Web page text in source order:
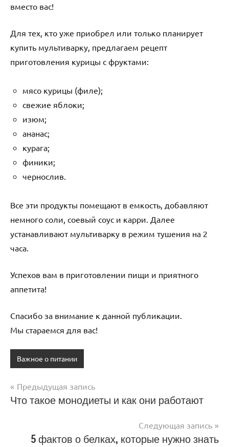
вместо вас!
Для тех, кто уже приобрел или только планирует
купить мультиварку, предлагаем рецепт
приготовления курицы с фруктами:
мясо курицы (филе);
свежие яблоки;
изюм;
ананас;
курага;
финики;
чернослив.
Все эти продукты помещают в емкость, добавляют
немного соли, соевый соус и карри. Далее
устанавливают мультиварку в режим тушения на 2
часа.
Успехов вам в приготовлении пищи и приятного
аппетита!
Спасибо за внимание к данной публикации.
Мы стараемся для вас!
Важное о питании
Навигация
записям
Предыдущая запись
Что такое монодиеты и как они работают
Следующая запись
5 фактов о белках, которые нужно знать